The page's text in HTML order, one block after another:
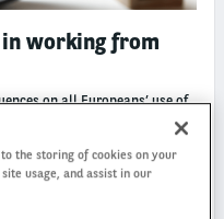
in working from
on all Europeans’ use of
impact on Dutch workers’
to the storing of cookies on your
usage, and assist in our